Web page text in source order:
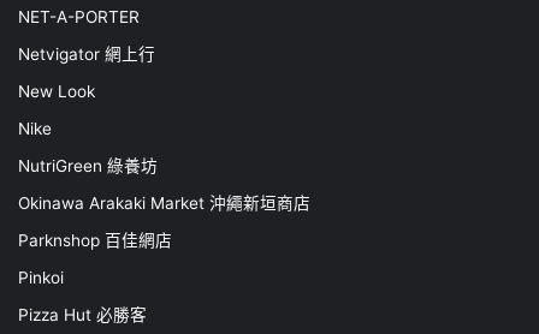
NET-A-PORTER
Netvigator 網上行
New Look
Nike
NutriGreen 綠養坊
Okinawa Arakaki Market 沖繩新垣商店
Parknshop 百佳網店
Pinkoi
Pizza Hut 必勝客